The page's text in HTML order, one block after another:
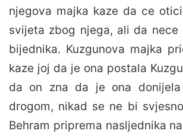
njegova majka kaze da ce
svijeta zbog njega, ali da
bijednika. Kuzgunova majka
kaze joj da je ona postala
da on zna da je ona
drogom, nikad se ne bi
Behram priprema nasljednika